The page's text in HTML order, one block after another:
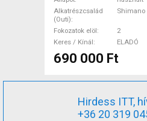
Alkatrészcsalád
(Outi)
Shimano
Fokozatok elöl
2
Keres / Kínál
ELADÓ
690 000 Ft
Hirdess ITT,
+36 20 319